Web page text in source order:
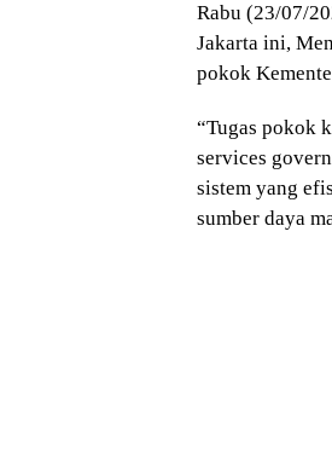
Rabu (23/07/
Jakarta ini,
pokok
“Tugas pokok
services
sistem yang
sumber daya